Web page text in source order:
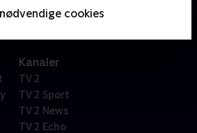
cookies
Kanaler
TV 2
TV 2 Sport
TV 2 News
TV 2 Echo